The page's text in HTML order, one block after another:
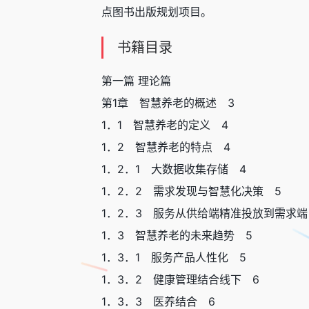
点图书出版规划项目。
书籍目录
第一篇 理论篇
第1章 智慧养老的概述 3
1．1 智慧养老的定义 4
1．2 智慧养老的特点 4
1．2．1 大数据收集存储 4
1．2．2 需求发现与智慧化决策 5
1．2．3 服务从供给端精准投放到需求
1．3 智慧养老的未来趋势 5
1．3．1 服务产品人性化 5
1．3．2 健康管理结合线下 6
1．3．3 医养结合 6